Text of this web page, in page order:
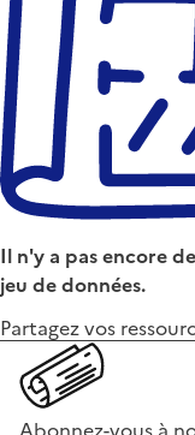
Il n'y a pas encore
jeu de données.
Partagez vos